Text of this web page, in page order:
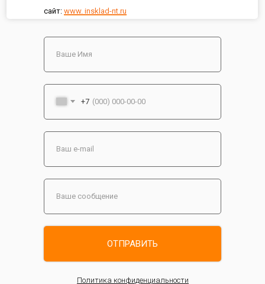
сайт: www. insklad-nt.ru
+7
ОТПРАВИТЬ
Политика конфиденциальности